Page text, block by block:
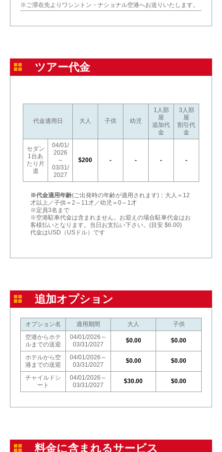
※ご滞在先よりワシントン・ナショナル空港へお送りいたします。
ツアー代金
代金適用日 大人 子供 幼児
1人部
屋
追加代
金
3人部
屋
割引代
金
セダン
1台あ
たり片
道
04/01/
2026
～
03/31/
2027
$200 - - - -
※代金適用年齢(ご出発時の年齢が適用されます)：大人＝12
才以上／子供＝2～11才／幼児＝0～1才
※定員3名まで
※空港駐車代金は含まれません。お迎えの場合駐車代金はお
客様払いとなります。当日お支払い下さい。(目安 $6.00)
代金はUSD（USドル）です
追加オプション
オプション名 適用期間 大人
子供
空港からホテ
ルまでの送迎
04/01/2026～
03/31/2027
$0.00 $0.00
ホテルから空
港までの送迎
04/01/2026～
03/31/2027
$0.00 $0.00
チャイルドシ
ート
04/01/2026～
03/31/2027
$30.00 $0.00
料金に含まれるサービス